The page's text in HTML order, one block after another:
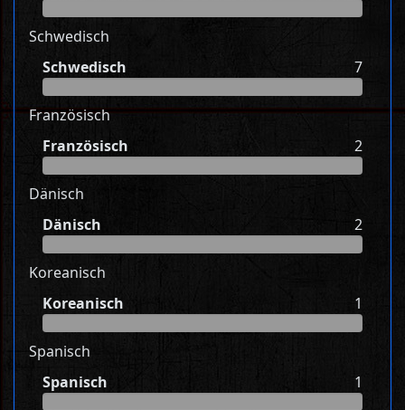
Schwedisch
Schwedisch
7
Französisch
Französisch
2
Dänisch
Dänisch
2
Koreanisch
Koreanisch
1
Spanisch
Spanisch
1